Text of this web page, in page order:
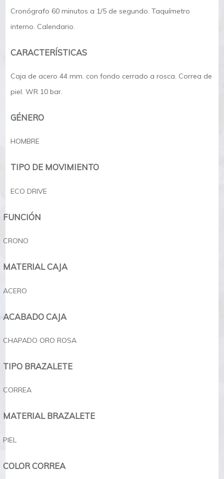
Cronógrafo 60 minutos a 1/5 de segundo. Taquímetro
interno. Calendario.
CARACTERÍSTICAS
Caja de acero 44 mm. con fondo cerrado a rosca. Correa de
piel. WR 10 bar.
GÉNERO
HOMBRE
TIPO DE MOVIMIENTO
ECO DRIVE
FUNCIÓN
CRONO
MATERIAL CAJA
ACERO
ACABADO CAJA
CHAPADO ORO ROSA
TIPO BRAZALETE
CORREA
MATERIAL BRAZALETE
PIEL
COLOR CORREA